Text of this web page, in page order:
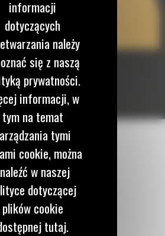
W KONTAKCIE
informacji
dotyczących
należy
się z naszą
prywatności.
informacji, w
tym na temat
tymi
cookie, można
w naszej
dotyczącej
plików cookie
tutaj.